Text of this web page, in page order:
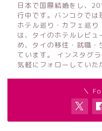
日本で国際結婚をし、
行中です。バンコクでは
ホテル巡り・カフェ巡
は、タイのホテルレビ
め、タイの移住・就職
ています。 インスタグ
気軽にフォローしていた
＼